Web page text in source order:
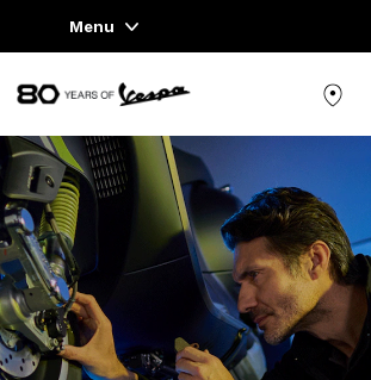
Menu
Home
FAHRZEUGE
TO WEAR & LIFESTYLE
ERFAHRUNGEN
CONCEPT STORE
Skip to content